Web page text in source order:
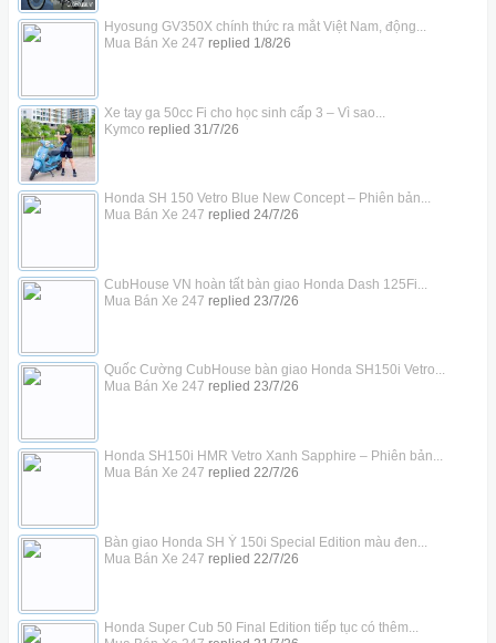
Hyosung GV350X chính thức ra mắt Việt Nam, động...
Mua Bán Xe 247 replied 1/8/26
Xe tay ga 50cc Fi cho học sinh cấp 3 – Vì sao...
Kymco replied 31/7/26
Honda SH 150 Vetro Blue New Concept – Phiên bản...
Mua Bán Xe 247 replied 24/7/26
CubHouse VN hoàn tất bàn giao Honda Dash 125Fi...
Mua Bán Xe 247 replied 23/7/26
Quốc Cường CubHouse bàn giao Honda SH150i Vetro...
Mua Bán Xe 247 replied 23/7/26
Honda SH150i HMR Vetro Xanh Sapphire – Phiên bản...
Mua Bán Xe 247 replied 22/7/26
Bàn giao Honda SH Ý 150i Special Edition màu đen...
Mua Bán Xe 247 replied 22/7/26
Honda Super Cub 50 Final Edition tiếp tục có thêm...